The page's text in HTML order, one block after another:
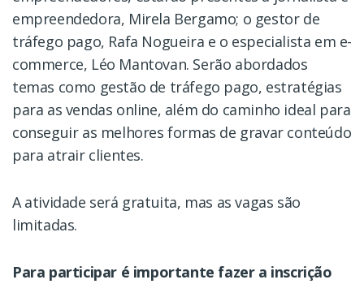
empreendedora, Mirela Bergamo; o gestor de
tráfego pago, Rafa Nogueira e o especialista em e-
commerce, Léo Mantovan. Serão abordados
temas como gestão de tráfego pago, estratégias
para as vendas online, além do caminho ideal para
conseguir as melhores formas de gravar conteúdo
para atrair clientes.
A atividade será gratuita, mas as vagas são
limitadas.
Para participar é importante fazer a inscrição